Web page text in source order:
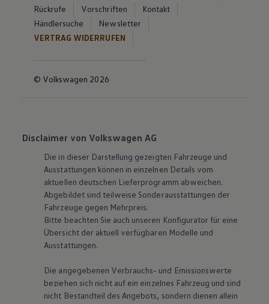
Rückrufe
Vorschriften
Kontakt
Händlersuche
Newsletter
VERTRAG WIDERRUFEN
© Volkswagen 2026
Disclaimer von Volkswagen AG
Die in dieser Darstellung gezeigten Fahrzeuge und
Ausstattungen können in einzelnen Details vom
aktuellen deutschen Lieferprogramm abweichen.
Abgebildet sind teilweise Sonderausstattungen der
Fahrzeuge gegen Mehrpreis.
Bitte beachten Sie auch unseren Konfigurator für eine
Übersicht der aktuell verfügbaren Modelle und
Ausstattungen.
Die angegebenen Verbrauchs- und Emissionswerte
beziehen sich nicht auf ein einzelnes Fahrzeug und sind
nicht Bestandteil des Angebots, sondern dienen allein